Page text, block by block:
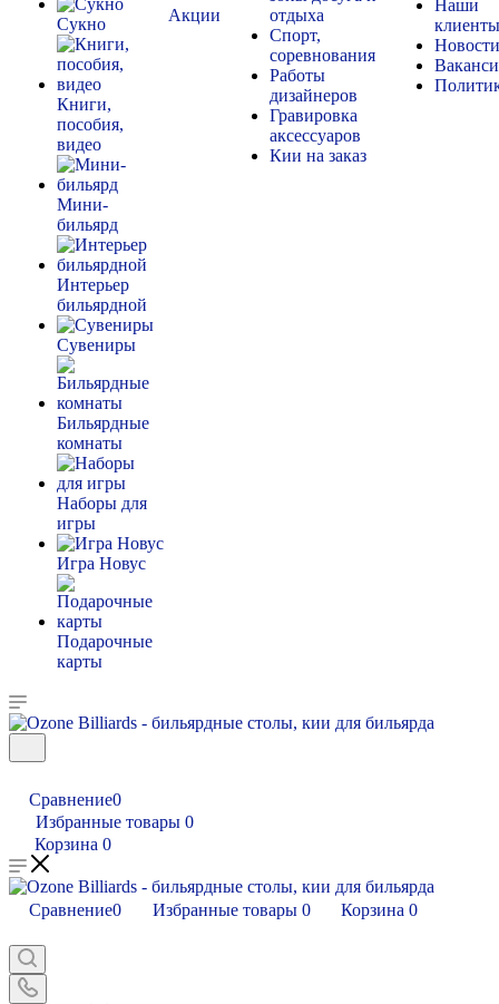
Сукно
Книги,
пособия,
видео
Мини-
бильярд
Интерьер
бильярдной
Сувениры
Бильярдные
комнаты
Наборы для
игры
Игра Новус
Подарочные
карты
Акции
отдыха
Спорт,
соревнования
Работы
дизайнеров
Гравировка
аксессуаров
Кии на заказ
Наши
клиенты
Новости
Сравнение0
Избранные товары 0
Корзина 0
Сравнение0 Избранные товары 0 Корзина 0